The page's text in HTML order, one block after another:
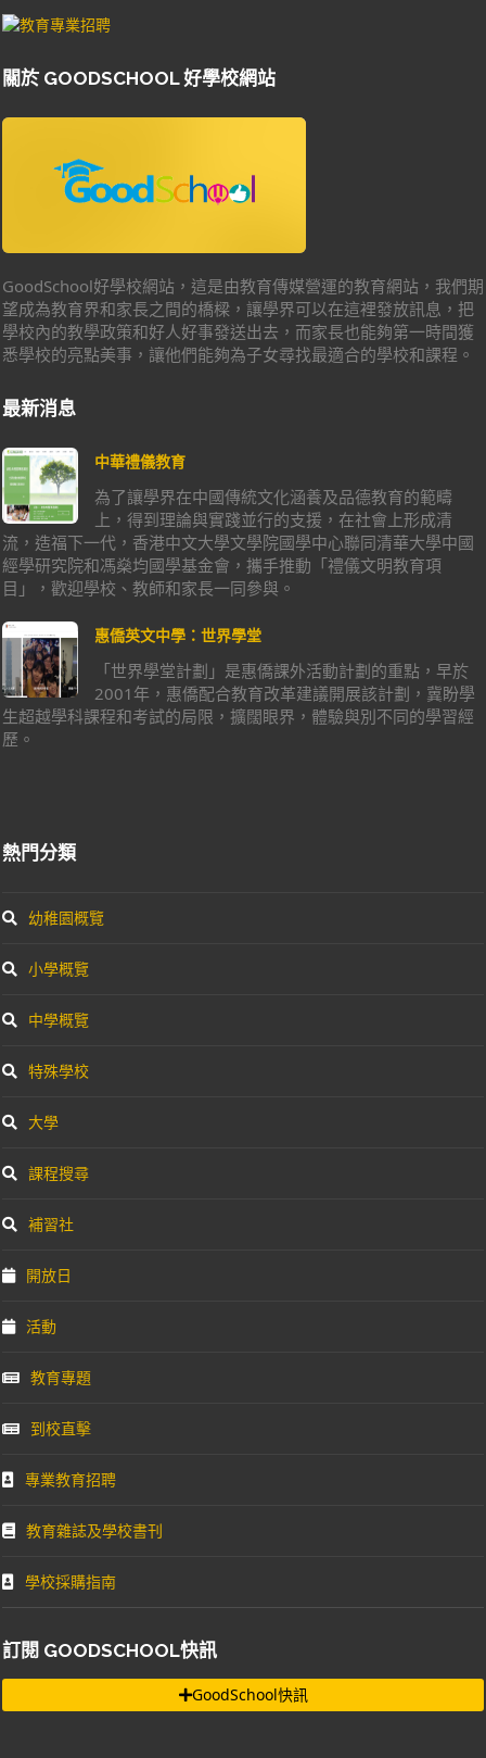
關於 GOODSCHOOL 好學校網站
GoodSchool好學校網站，這是由教育傳媒營運的教育網站，我們期
望成為教育界和家長之間的橋樑，讓學界可以在這裡發放訊息，把
學校內的教學政策和好人好事發送出去，而家長也能夠第一時間獲
悉學校的亮點美事，讓他們能夠為子女尋找最適合的學校和課程。
最新消息
中華禮儀教育
為了讓學界在中國傳統文化涵養及品德教育的範疇
上，得到理論與實踐並行的支援，在社會上形成清
流，造福下一代，香港中文大學文學院國學中心聯同清華大學中國
經學研究院和馮燊均國學基金會，攜手推動「禮儀文明教育項
目」，歡迎學校、教師和家長一同參與。
惠僑英文中學：世界學堂
「世界學堂計劃」是惠僑課外活動計劃的重點，早於
2001年，惠僑配合教育改革建議開展該計劃，冀盼學
生超越學科課程和考試的局限，擴闊眼界，體驗與別不同的學習經
歷。
熱門分類
幼稚園概覽
小學概覽
中學概覽
特殊學校
大學
課程搜尋
補習社
開放日
活動
教育專題
到校直擊
專業教育招聘
教育雜誌及學校書刊
學校採購指南
訂閱 GOODSCHOOL快訊
GoodSchool快訊